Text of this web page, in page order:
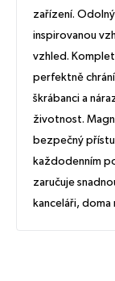
zařízení.
inspirovanou
vzhled.
perfektně
škrábanci a
životnost.
bezpečný
každodenním
zaručuje
kanceláři, doma